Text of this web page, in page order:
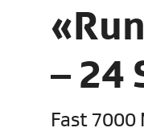
– 24
Fast 7000